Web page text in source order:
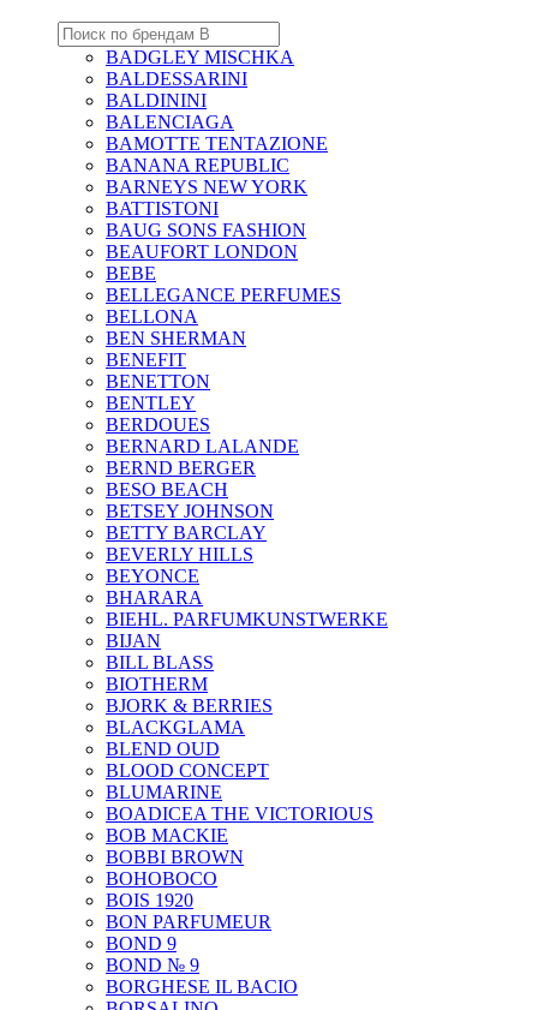
BADGLEY MISCHKA
BALDESSARINI
BALDININI
BALENCIAGA
BAMOTTE TENTAZIONE
BANANA REPUBLIC
BARNEYS NEW YORK
BATTISTONI
BAUG SONS FASHION
BEAUFORT LONDON
BEBE
BELLEGANCE PERFUMES
BELLONA
BEN SHERMAN
BENEFIT
BENETTON
BENTLEY
BERDOUES
BERNARD LALANDE
BERND BERGER
BESO BEACH
BETSEY JOHNSON
BETTY BARCLAY
BEVERLY HILLS
BEYONCE
BHARARA
BIEHL. PARFUMKUNSTWERKE
BIJAN
BILL BLASS
BIOTHERM
BJORK & BERRIES
BLACKGLAMA
BLEND OUD
BLOOD CONCEPT
BLUMARINE
BOADICEA THE VICTORIOUS
BOB MACKIE
BOBBI BROWN
BOHOBOCO
BOIS 1920
BON PARFUMEUR
BOND 9
BOND № 9
BORGHESE IL BACIO